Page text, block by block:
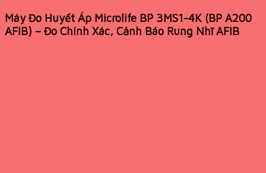
Máy Đo Huyết Áp Microlife BP 3MS1-4K (BP A200
AFIB) – Đo Chính Xác, Cảnh Báo Rung Nhĩ AFIB